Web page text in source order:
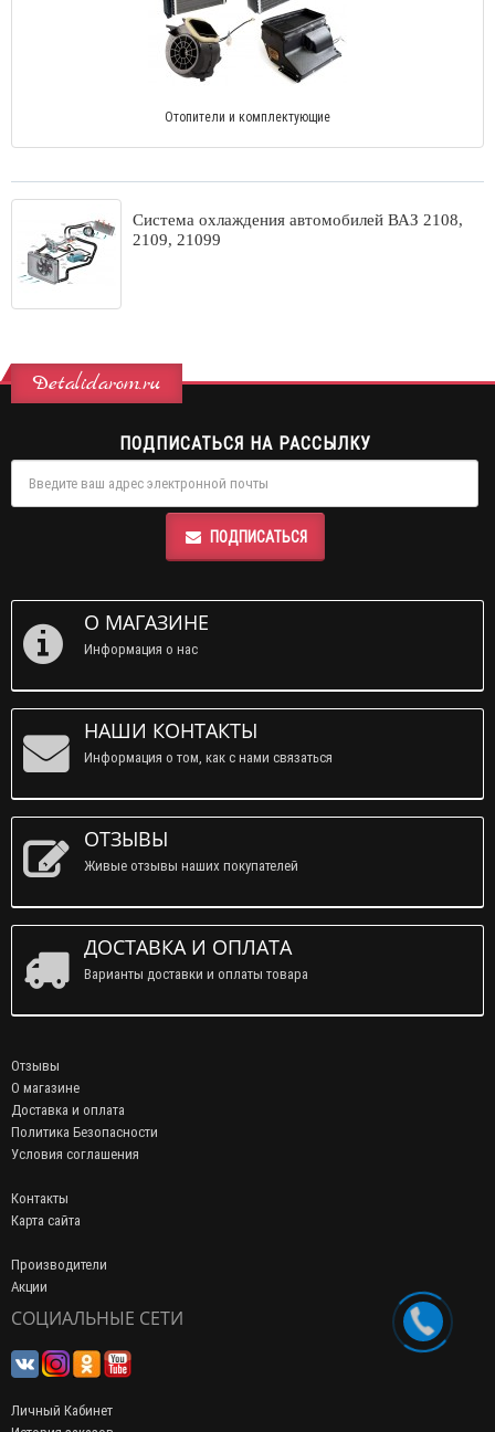
Отопители и комплектующие
Система охлаждения автомобилей ВАЗ 2108,
2109, 21099
Detalidarom.ru
ПОДПИСАТЬСЯ НА РАССЫЛКУ
ПОДПИСАТЬСЯ
О МАГАЗИНЕ
Информация о нас
НАШИ КОНТАКТЫ
Информация о том, как с нами связаться
ОТЗЫВЫ
Живые отзывы наших покупателей
ДОСТАВКА И ОПЛАТА
Варианты доставки и оплаты товара
Отзывы
О магазине
Доставка и оплата
Политика Безопасности
Условия соглашения
Контакты
Карта сайта
Производители
Акции
СОЦИАЛЬНЫЕ СЕТИ
Личный Кабинет